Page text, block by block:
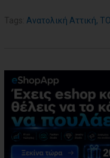
Tags: Ανατολική Αττική,